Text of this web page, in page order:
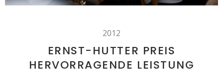
2012
ERNST-HUTTER PREIS
HERVORRAGENDE LEISTUNG